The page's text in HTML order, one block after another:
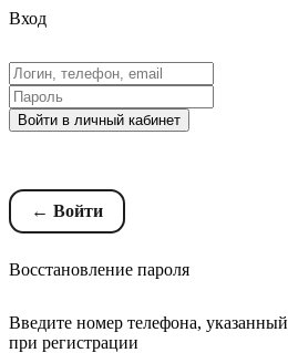
Вход
Войти в личный кабинет
← Войти
Восстановление пароля
Введите номер телефона, указанный
при регистрации